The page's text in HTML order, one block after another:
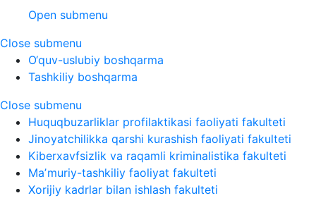
Open submenu
Close submenu
O‘quv-uslubiy boshqarma
Tashkiliy boshqarma
Close submenu
Huquqbuzarliklar profilaktikasi faoliyati fakulteti
Jinoyatchilikka qarshi kurashish faoliyati fakulteti
Kiberxavfsizlik va raqamli kriminalistika fakulteti
Maʼmuriy-tashkiliy faoliyat fakulteti
Xorijiy kadrlar bilan ishlash fakulteti